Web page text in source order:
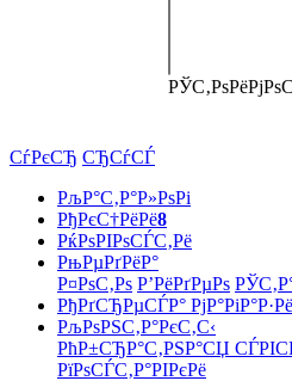
СѓРєСЂ СЂСѓСЃ
РљР°С‚Р°Р»РѕРі
РђРєС†РёРё8
РќРѕРІРѕСЃС‚Рё
РњРµРґРёР°
Р¤РѕС‚Рѕ Р’РёРґРµРѕ
РђРґСЂРµСЃР°
РљРѕРЅС‚Р°РєС‚С‹
РћР±СЂР°С‚РЅР°СЏ
РїРѕСЃС‚Р°РІРєРё